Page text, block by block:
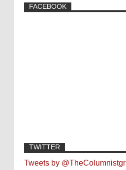
FACEBOOK
TWITTER
Tweets by @TheColumnistgr